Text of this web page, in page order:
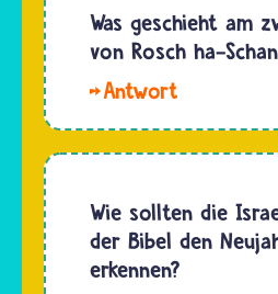
ist auch
der erste
auf dem
jüdischen
Jahreskalender.
auch „Tag
des…
Was geschieht am
von Rosch ha-
Synagoge
Juden an
Rosch
ha-
Wie sollten die
der Bibel den
erkennen?